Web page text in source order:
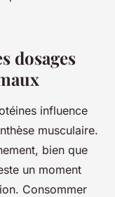
dosages
influence
musculaire.
bien que
un moment
Consommer